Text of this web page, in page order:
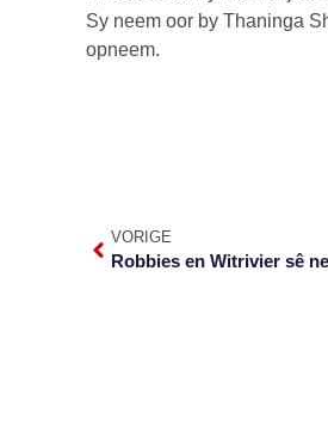
Sy neem oor by Thaninga
opneem.
VORIGE
Robbies en Witrivier sê